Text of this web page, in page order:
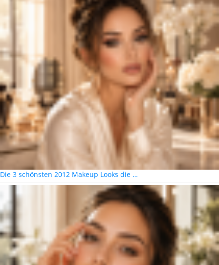
Die 3 schönsten 2012 Makeup Looks die …